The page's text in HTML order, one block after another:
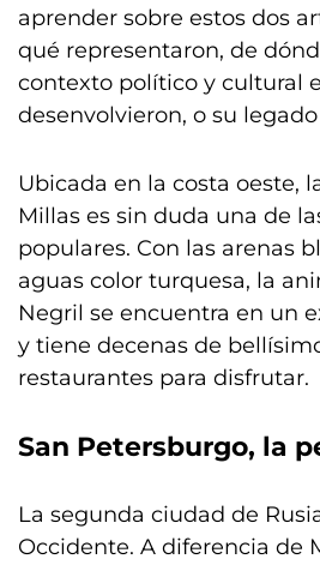
aprender sobre estos dos
qué representaron, de
contexto político y cultural
desenvolvieron, o su
Ubicada en la costa oeste,
Millas es sin duda una de
populares. Con las arenas
aguas color turquesa, la
Negril se encuentra en un
y tiene decenas de
restaurantes para disfrutar.
San Petersburgo, la
La segunda ciudad de
Occidente. A diferencia de